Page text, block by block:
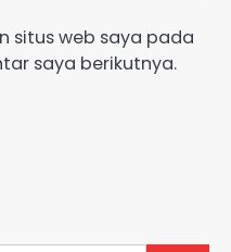
situs web saya pada
saya berikutnya.